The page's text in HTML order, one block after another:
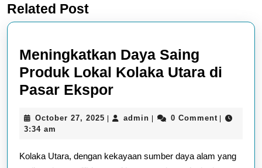
post:
Related Post
Meningkatkan Daya Saing
Produk Lokal Kolaka Utara di
Pasar EksporMeningkatkan
Saing
Lokal
October 27, 2025 October
| admin admin
| 0 Comment |
3:34 am
Kolaka Utara, dengan kekayaan sumber daya alam yang